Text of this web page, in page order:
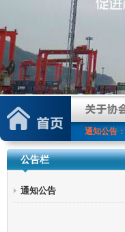
通知公告：
公告栏
通知公告